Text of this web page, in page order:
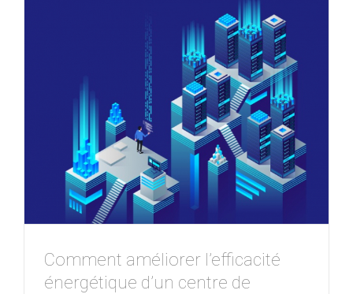
Comment améliorer l’efficacité
énergétique d’un centre de